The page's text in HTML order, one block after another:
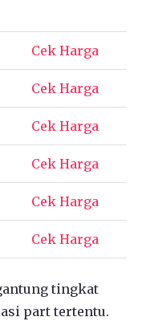
Cek Harga
Cek Harga
Cek Harga
Cek Harga
Cek Harga
Cek Harga
tingkat
part tertentu.